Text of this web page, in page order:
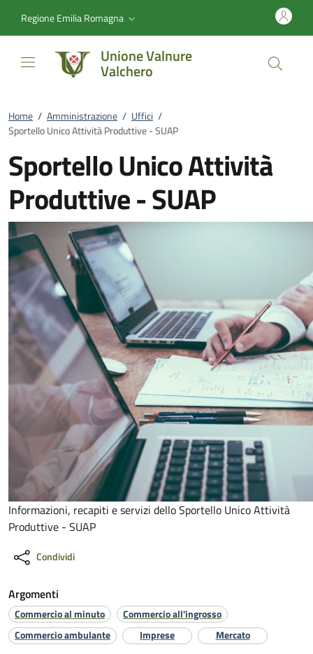
Regione Emilia Romagna
Unione Valnure
Valchero
Home / Amministrazione / Uffici /
Sportello Unico Attività Produttive - SUAP
Sportello Unico Attività
Produttive - SUAP
Informazioni, recapiti e servizi dello Sportello Unico Attività
Produttive - SUAP
Condividi
Argomenti
Commercio al minuto
Commercio all'ingrosso
Commercio ambulante
Imprese Mercato